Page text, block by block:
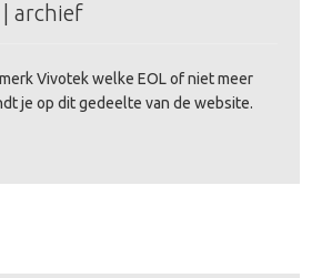
archief
Vivotek welke EOL of niet meer
je op dit gedeelte van de website.